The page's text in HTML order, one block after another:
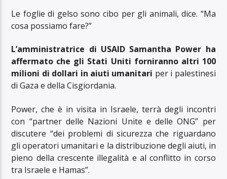
Le foglie di gelso sono cibo per gli animali, dice. “Ma
cosa possiamo fare?”
L’amministratrice di USAID Samantha Power ha
affermato che gli Stati Uniti forniranno altri 100
milioni di dollari in aiuti umanitari per i palestinesi
di Gaza e della Cisgiordania.
Power, che è in visita in Israele, terrà degli incontri
con “partner delle Nazioni Unite e delle ONG” per
discutere “dei problemi di sicurezza che riguardano
gli operatori umanitari e la distribuzione degli aiuti, in
pieno della crescente illegalità e al conflitto in corso
tra Israele e Hamas”.